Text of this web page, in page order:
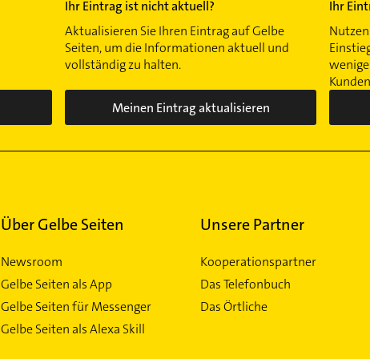
Ihr Eintrag ist nicht aktuell?
Aktualisieren Sie Ihren Eintrag auf Gelbe
Seiten, um die Informationen aktuell und
vollständig zu halten.
Meinen Eintrag aktualisieren
Ihr
Über Gelbe Seiten
Newsroom
Gelbe Seiten als App
Gelbe Seiten für Messenger
Gelbe Seiten als Alexa Skill
Unsere Partner
Kooperationspartner
Das Telefonbuch
Das Örtliche